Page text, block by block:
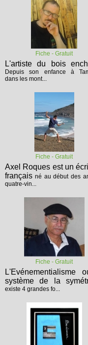
Fiche - Gratuit
L'artiste du bois
Depuis son enfance à
dans les mont...
Fiche - Gratuit
Axel Roques est un
français né au début des
quatre-vin...
Fiche - Gratuit
L'Evénementialisme
système de la
existe 4 grandes fo...